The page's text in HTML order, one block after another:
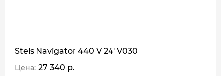
Stels Navigator 440 V 24' V030
Цена: 27 340 р.